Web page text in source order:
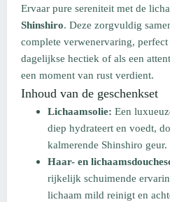
Ervaar pure sereniteit met de
Shinshiro. Deze zorgvuldig
complete verwenervaring, perfect
dagelijkse hectiek of als een
een moment van rust verdient.
Inhoud van de geschenkset
Lichaamsolie: Een
diep hydrateert en voedt,
kalmerende Shinshiro geur.
Haar- en
rijkelijk schuimende
lichaam mild reinigt en